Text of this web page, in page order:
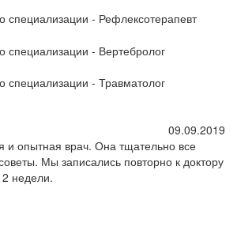
специализации - Рефлексотерапевт
- Вертебролог
- Травматолог
09.09.2019
и опытная врач. Она тщательно все
Мы записались повторно к доктору
недели.